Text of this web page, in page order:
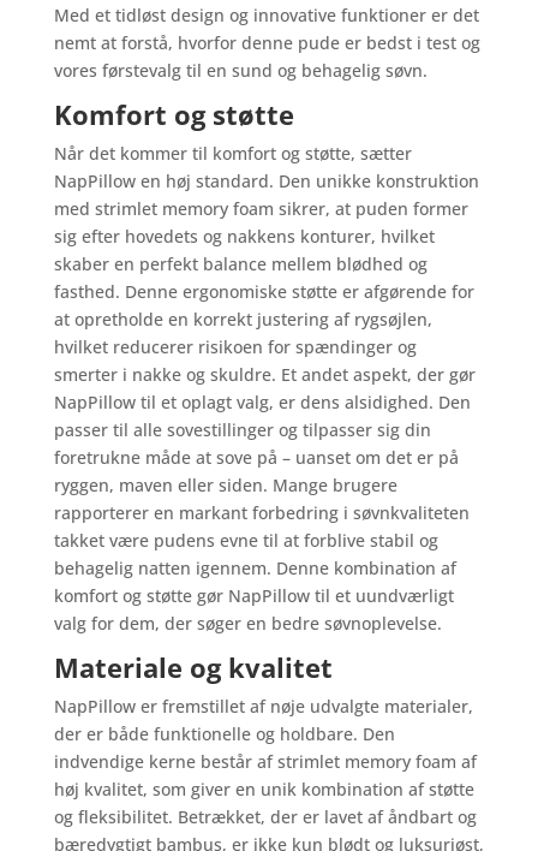
Med et tidløst design og innovative funktioner er det
nemt at forstå, hvorfor denne pude er bedst i test og
vores førstevalg til en sund og behagelig søvn.
Komfort og støtte
Når det kommer til komfort og støtte, sætter
NapPillow en høj standard. Den unikke konstruktion
med strimlet memory foam sikrer, at puden former
sig efter hovedets og nakkens konturer, hvilket
skaber en perfekt balance mellem blødhed og
fasthed. Denne ergonomiske støtte er afgørende for
at opretholde en korrekt justering af rygsøjlen,
hvilket reducerer risikoen for spændinger og
smerter i nakke og skuldre. Et andet aspekt, der gør
NapPillow til et oplagt valg, er dens alsidighed. Den
passer til alle sovestillinger og tilpasser sig din
foretrukne måde at sove på – uanset om det er på
ryggen, maven eller siden. Mange brugere
rapporterer en markant forbedring i søvnkvaliteten
takket være pudens evne til at forblive stabil og
behagelig natten igennem. Denne kombination af
komfort og støtte gør NapPillow til et uundværligt
valg for dem, der søger en bedre søvnoplevelse.
Materiale og kvalitet
NapPillow er fremstillet af nøje udvalgte materialer,
der er både funktionelle og holdbare. Den
indvendige kerne består af strimlet memory foam af
høj kvalitet, som giver en unik kombination af støtte
og fleksibilitet. Betrækket, der er lavet af åndbart og
bæredygtigt bambus, er ikke kun blødt og luksuriøst,